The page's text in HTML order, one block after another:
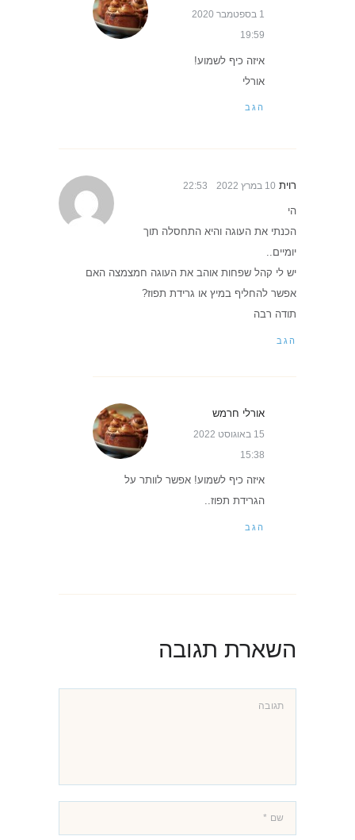
1 בספטמבר 2020
19:59
איזה כיף לשמוע!
אורלי
הגב
רוית 10 במרץ 2022 22:53
הי
הכנתי את העוגה והיא התחסלה תוך
יומיים..
יש לי קהל שפחות אוהב את העוגה חמצמצה האם
אפשר להחליף במיץ או גרידת תפוז?
תודה רבה
הגב
אורלי חרמש
15 באוגוסט 2022
15:38
איזה כיף לשמוע! אפשר לוותר על
הגרידת תפוז..
הגב
השארת תגובה